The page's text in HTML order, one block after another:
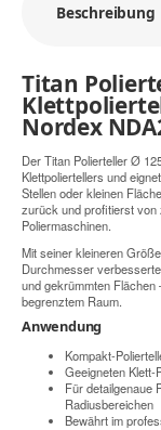
Beschreibung
Titan
Nordex
Der Titan Polierteller Ø
Klettpoliertellers und
Stellen oder kleinen
zurück und profitierst von
Poliermaschinen.
Mit seiner kleineren
Durchmesser
und gekrümmten Flächen
begrenztem Raum.
Anwendung
Kompakt-
Geeigneten
Für detailgenaue
Radiusbereichen
Bewährt im